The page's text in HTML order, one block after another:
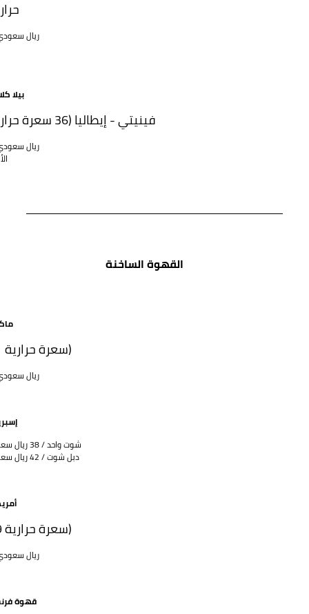
85 ريال
بيلا
فينيتي - إيطاليا (36 سعرة حرارية)
75 ريال
القهوة الساخنة
(21 سعرة حرارية)
38 ريال
شوت واحد / 38 ريال سعودي
دبل شوت / 42 ريال سعودي
(19 سعرة حرارية)
42 ريال
قهوة